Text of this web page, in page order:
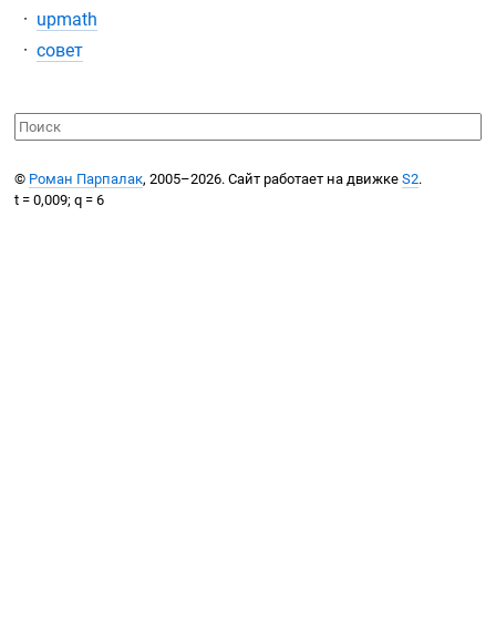
upmath
совет
© Роман Парпалак, 2005–2026. Сайт работает на движкеS2.
t = 0,009; q = 6